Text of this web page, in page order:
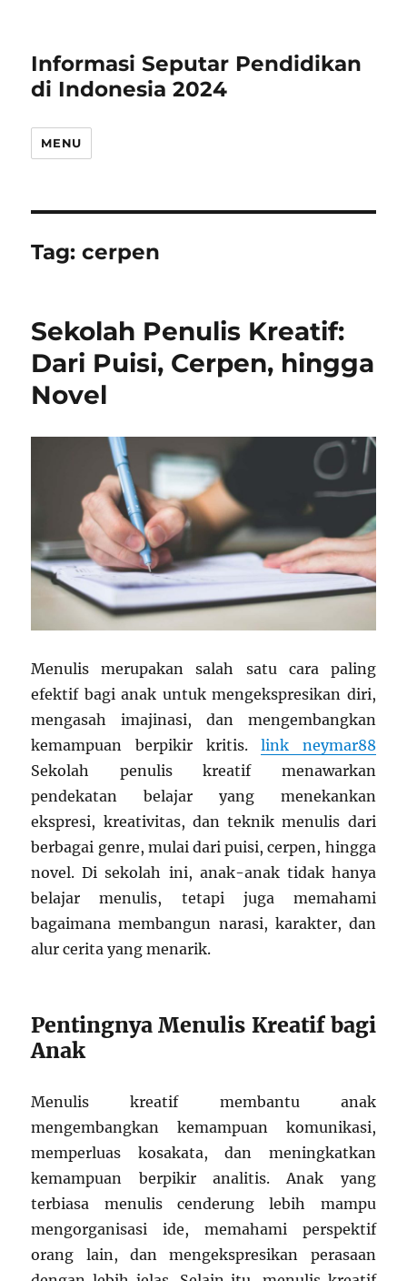
Informasi Seputar Pendidikan
di Indonesia 2024
MENU
Tag:cerpen
Sekolah Penulis Kreatif:
Dari Puisi, Cerpen, hingga
Novel
Menulis merupakan salah satu cara paling
efektif bagi anak untuk mengekspresikan diri,
mengasah imajinasi, dan mengembangkan
kemampuan berpikir kritis.link neymar88
Sekolah penulis kreatif menawarkan
pendekatan belajar yang menekankan
ekspresi, kreativitas, dan teknik menulis dari
berbagai genre, mulai dari puisi, cerpen, hingga
novel. Di sekolah ini, anak-anak tidak hanya
belajar menulis, tetapi juga memahami
bagaimana membangun narasi, karakter, dan
alur cerita yang menarik.
Pentingnya Menulis Kreatif bagi
Anak
Menulis kreatif membantu anak
mengembangkan kemampuan komunikasi,
memperluas kosakata, dan meningkatkan
kemampuan berpikir analitis. Anak yang
terbiasa menulis cenderung lebih mampu
mengorganisasi ide, memahami perspektif
orang lain, dan mengekspresikan perasaan